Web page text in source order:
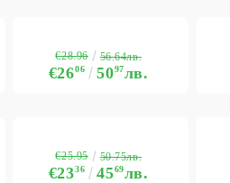
€2606 5097лв.
€28.96 56.64лв.
€2336 4569лв.
€25.95 50.75лв.